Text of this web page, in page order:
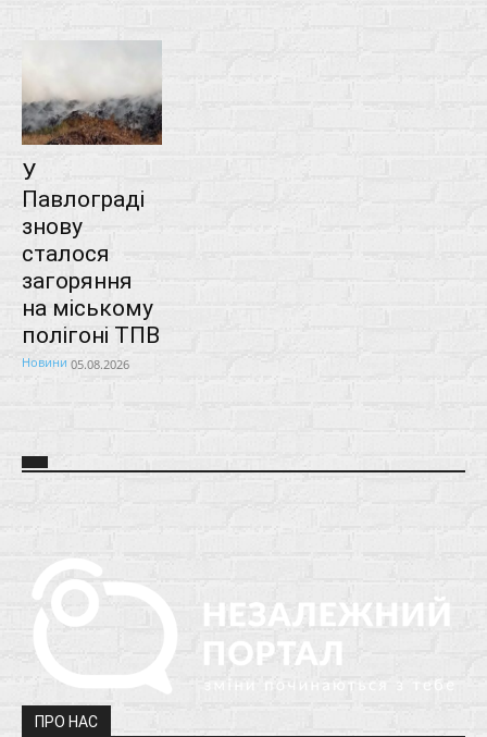
У
Павлограді
знову
сталося
загоряння
на міському
полігоні ТПВ
Новини 05.08.2026
ПРО НАС